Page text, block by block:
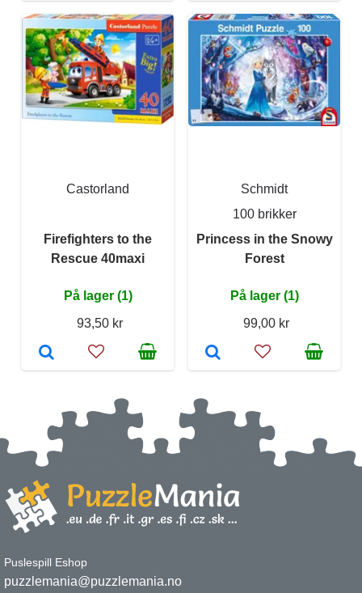
Castorland
Firefighters to the
Rescue 40maxi
På lager (1)
93,50 kr
Schmidt
100 brikker
Princess in the Snowy
Forest
På lager (1)
99,00 kr
Puslespill Eshop
puzzlemania@puzzlemania.no